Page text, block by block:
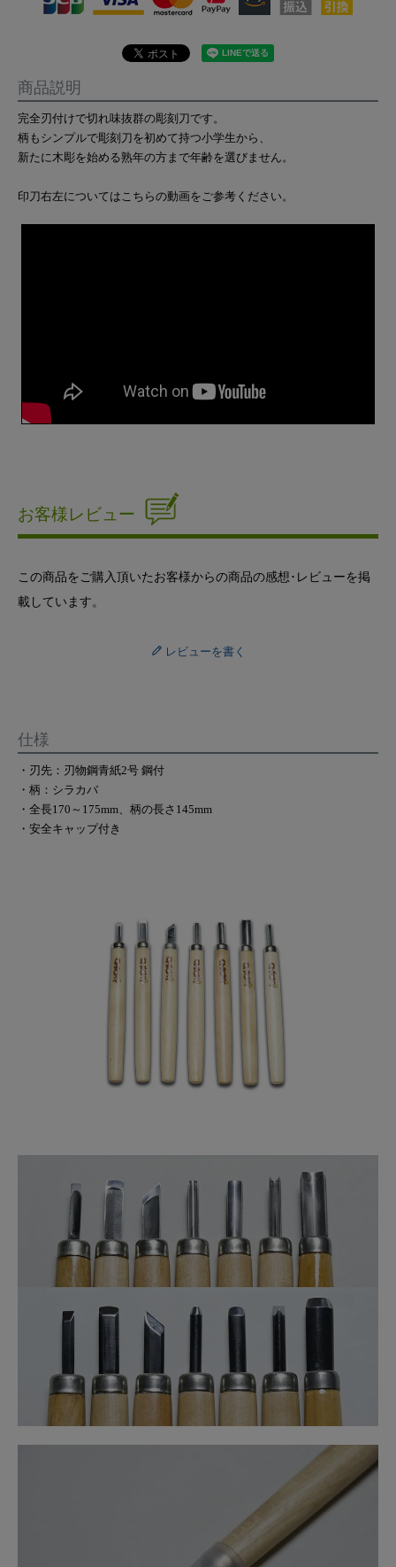
商品説明
完全刃付けで切れ味抜群の彫刻刀です。
柄もシンプルで彫刻刀を初めて持つ小学生から、
新たに木彫を始める熟年の方まで年齢を選びません。
印刀右左についてはこちらの動画をご参考ください。
お客様レビュー
この商品をご購入頂いたお客様からの商品の感想･レビューを掲
載しています。
レビューを書く
仕様
・刃先：刃物鋼青紙2号 鋼付
・柄：シラカバ
・全長170～175mm、柄の長さ145mm
・安全キャップ付き